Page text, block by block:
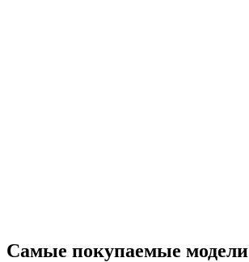
Самые покупаемые модели